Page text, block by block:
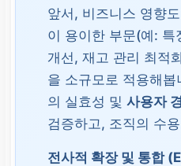
앞서, 비즈니스 영향
이 용이한 부문(예: 특
개선, 재고 관리 최적
을 소규모로 적용해
의 실효성 및 사용자
검증하고, 조직의 수
전사적 확장 및 통합